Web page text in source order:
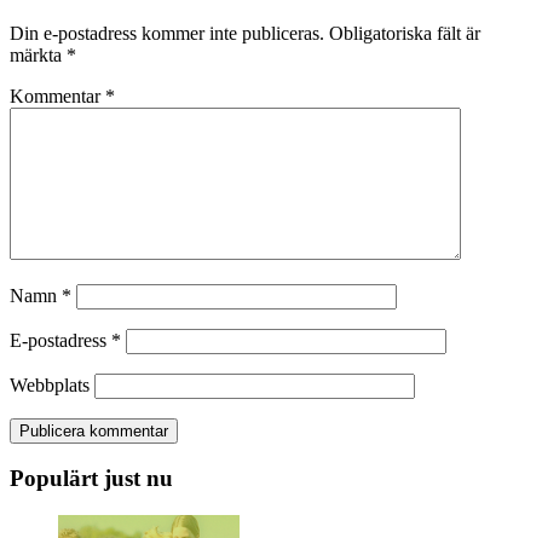
Din e-postadress kommer inte publiceras. Obligatoriska fält är
märkta *
Kommentar *
Namn *
E-postadress *
Webbplats
Populärt just nu